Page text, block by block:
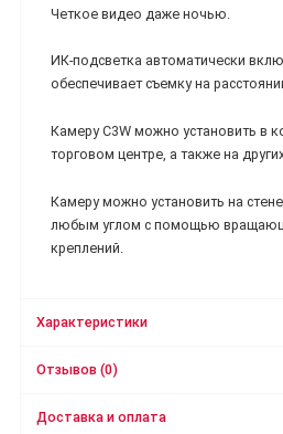
Четкое видео даже ночью.
ИК-подсветка автоматически
обеспечивает съемку на
Камеру C3W можно установить в
торговом центре, а также на
Камеру можно установить на
любым углом с помощью
креплений.
Характеристики
Отзывов (0)
Доставка и оплата